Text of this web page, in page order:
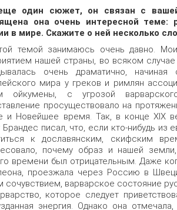
один сюжет, он связан с вашей
она очень интересной теме:
в мире. Скажите о ней несколько
темой занимаюсь очень давно.
нашей страны, во всяком
очень драматично,
мира у греков и римлян
ойкумены, с угрозой
просуществовало на
и Новейшее время. Так, в конце XIX
Брандес писал, что, если кто-нибудь
к дославянским, скифским
почему образ и нашей
времени был отрицательным. Даже
проезжала через Россию в
сочувствием, варварское состояние
которое следует
энергия. Однако она